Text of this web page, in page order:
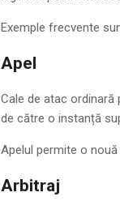
Exemple frecvente
Apel
Cale de atac ordinară
de către o instanță
Apelul permite o
Arbitraj